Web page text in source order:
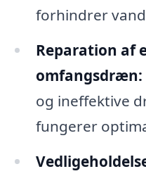
forhindrer
Reparation af
omfangsdræn:
og ineffektive
fungerer